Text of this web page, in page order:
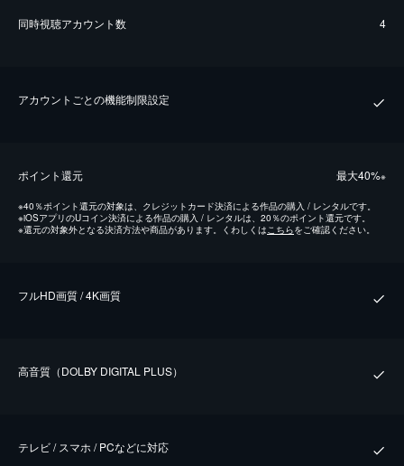
同時視聴アカウント数 4
アカウントごとの機能制限設定
ポイント還元 最⼤40%※
※40％ポイント還元の対象は、クレジットカード決済による作品の購入 / レンタルです。
※iOSアプリのUコイン決済による作品の購入 / レンタルは、20％のポイント還元です。
※還元の対象外となる決済方法や商品があります。くわしくはこちらをご確認ください。
フルHD画質 / 4K画質
⾼⾳質（DOLBY DIGITAL PLUS）
テレビ / スマホ / PCなどに対応